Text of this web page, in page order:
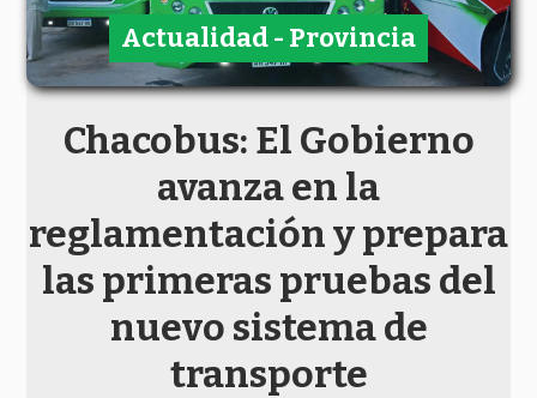
Chacobus: El Gobierno
avanza en la
reglamentación y prepara
las primeras pruebas del
nuevo sistema de
transporte
Actualidad - Provincia